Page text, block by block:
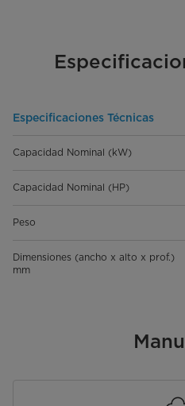
Especificaciones Técnicas
Capacidad Nominal (kW)
Capacidad Nominal (HP)
Peso
Dimensiones (ancho x alto x prof.)
mm